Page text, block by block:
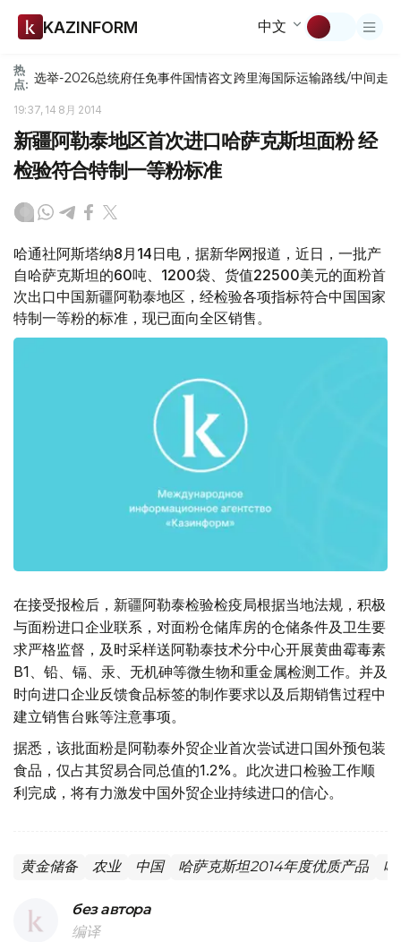
KAZINFORM 中文
热
点: 选举-2026总统府任免事件国情咨文跨里海国际运输路线/中间走廊
19:37, 14 8月 2014
新疆阿勒泰地区首次进口哈萨克斯坦面粉 经
检验符合特制一等粉标准
哈通社阿斯塔纳8月14日电，据新华网报道，近日，一批产
自哈萨克斯坦的60吨、1200袋、货值22500美元的面粉首
次出口中国新疆阿勒泰地区，经检验各项指标符合中国国家
特制一等粉的标准，现已面向全区销售。
在接受报检后，新疆阿勒泰检验检疫局根据当地法规，积极
与面粉进口企业联系，对面粉仓储库房的仓储条件及卫生要
求严格监督，及时采样送阿勒泰技术分中心开展黄曲霉毒素
B1、铅、镉、汞、无机砷等微生物和重金属检测工作。并及
时向进口企业反馈食品标签的制作要求以及后期销售过程中
建立销售台账等注意事项。
据悉，该批面粉是阿勒泰外贸企业首次尝试进口国外预包装
食品，仅占其贸易合同总值的1.2%。此次进口检验工作顺
利完成，将有力激发中国外贸企业持续进口的信心。
黄金储备 农业 中国 哈萨克斯坦2014年度优质产品 哈
без автора
编译